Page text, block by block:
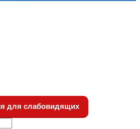
для слабовидящих